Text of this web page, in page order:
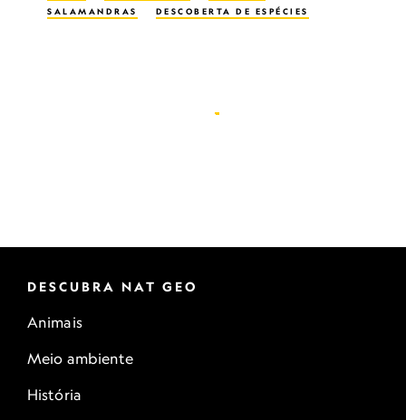
SALAMANDRAS
DESCOBERTA DE ESPÉCIES
DESCUBRA NAT GEO
Animais
Meio ambiente
História